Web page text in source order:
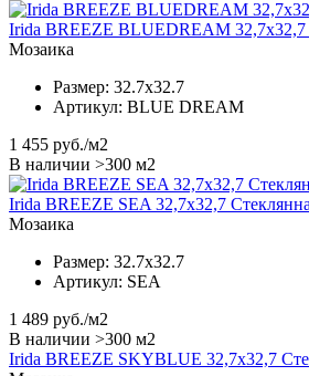
Irida BREEZE BLUEDREAM 32,7x32,7
Мозаика
Размер: 32.7x32.7
Артикул: BLUE DREAM
1 455 руб./м2
В наличии >300 м2
Irida BREEZE SEA 32,7x32,7
Мозаика
Размер: 32.7x32.7
Артикул: SEA
1 489 руб./м2
В наличии >300 м2
Irida BREEZE SKYBLUE 32,7x32,7